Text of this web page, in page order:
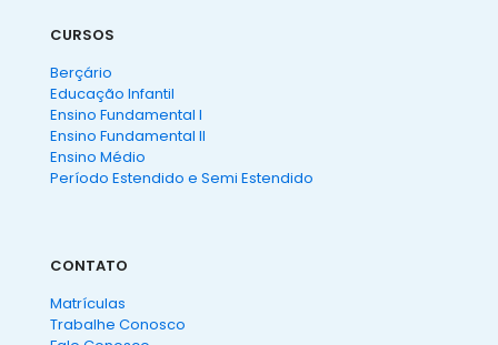
CURSOS
Berçário
Educação Infantil
Ensino Fundamental I
Ensino Fundamental II
Ensino Médio
Período Estendido e Semi Estendido
CONTATO
Matrículas
Trabalhe Conosco